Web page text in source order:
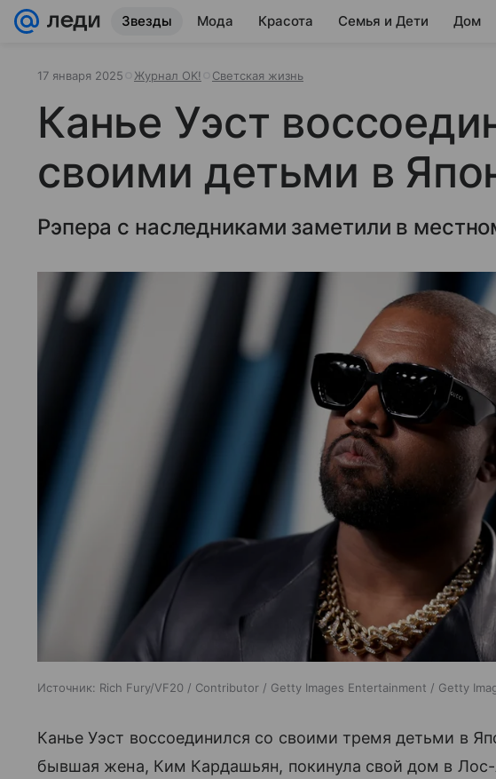
Звезды Мода Красота Семья и Дети Дом
17 января 2025 Журнал OK! Светская жизнь
Канье Уэст
своими детьми в
Рэпера с наследниками заметили в
Источник: Rich Fury/VF20 / Contributor / Getty Images Entertainment / Getty
Канье Уэст воссоединился со своими тремя детьми в
бывшая жена, Ким Кардашьян, покинула свой дом в